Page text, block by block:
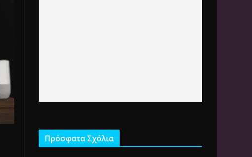
Πρόσφατα Σχόλια